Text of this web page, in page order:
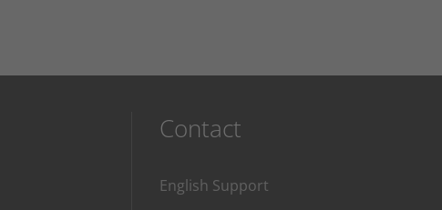
Contact
English Support